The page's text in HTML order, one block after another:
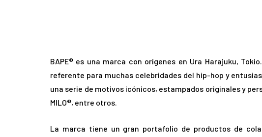
BAPE® es una marca con orígenes en Ura Harajuku,
referente para muchas celebridades del hip-hop y
una serie de motivos icónicos, estampados originales y
MILO®, entre otros.
La marca tiene un gran portafolio de productos de